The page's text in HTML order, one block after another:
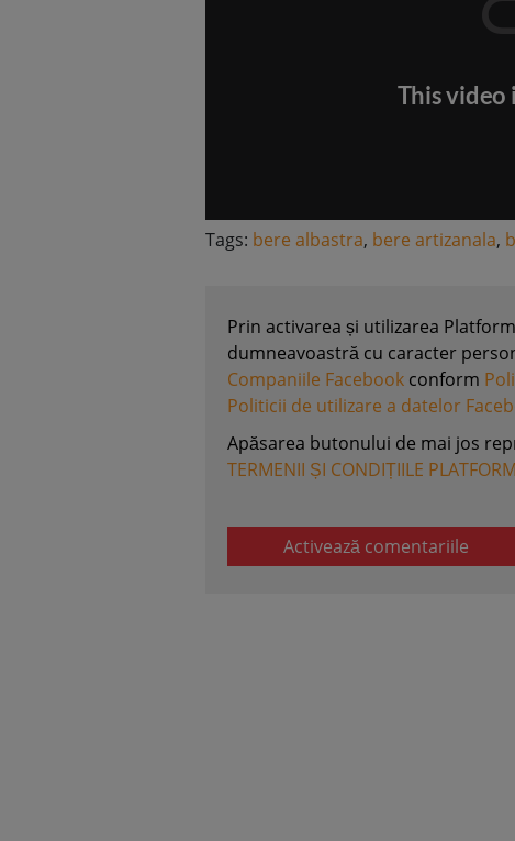
Tags: bere albastra, bere artizanala,
Prin activarea și utilizarea
dumneavoastră cu caracter
Companiile Facebook conform
Politicii de utilizare a datelor
Apăsarea butonului de mai jos
TERMENII ȘI CONDIȚIILE
Activează comentariile